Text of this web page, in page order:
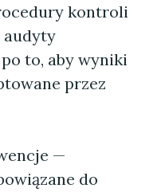
kontroli
audyty
to, aby wyniki
przez
—
do